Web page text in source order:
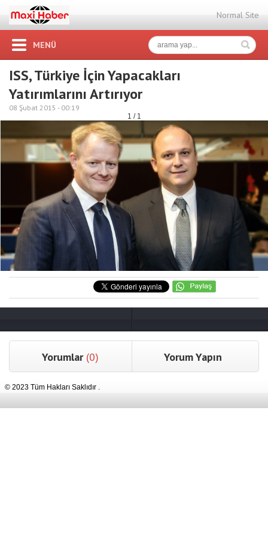
Normal Site
MENÜ
ISS, Türkiye İçin Yapacakları
Yatırımlarını Artırıyor
08 Şubat 2015 - 00:19
1 / 1
Yorumlar (0) Yorum Yapın
© 2023 Tüm Hakları Saklıdır .